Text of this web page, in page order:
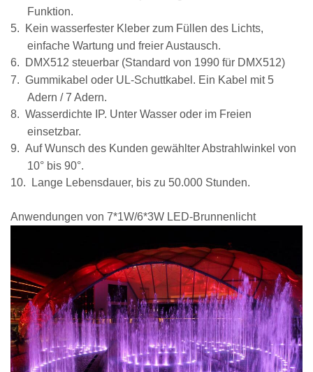
Funktion.
5.
Kein wasserfester Kleber zum Füllen des Lichts,
einfache Wartung und freier Austausch.
6.
DMX512 steuerbar (Standard von 1990 für DMX512)
7. Gummikabel oder UL-Schuttkabel. Ein Kabel mit 5
Adern / 7 Adern.
8. Wasserdichte IP. Unter Wasser oder im Freien
einsetzbar.
9. Auf Wunsch des Kunden gewählter Abstrahlwinkel von
10° bis 90°.
10.
Lange Lebensdauer, bis zu 50.000 Stunden.
Anwendungen von 7*1W/6*3W LED-Brunnenlicht